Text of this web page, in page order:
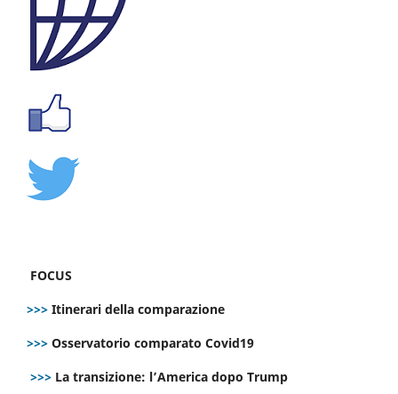
FOCUS
>>> Itinerari della comparazione
>>> Osservatorio comparato Covid19
>>> La transizione: l’America dopo Trump